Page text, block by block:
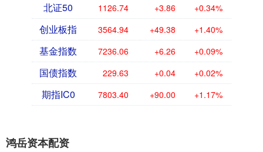
北证50 1126.74 +3.86 +0.34%
创业板指 3564.94 +49.38 +1.40%
基金指数 7236.06 +6.26 +0.09%
国债指数 229.63 +0.04 +0.02%
期指IC0 7803.40 +90.00 +1.17%
鸿岳资本配资